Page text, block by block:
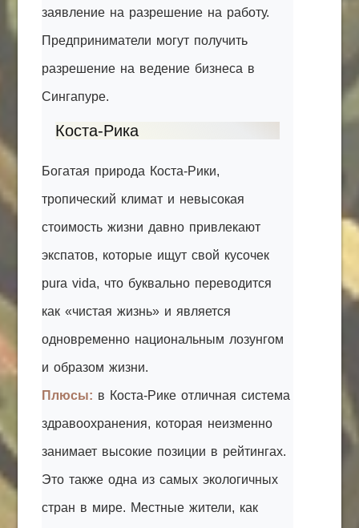
заявление на разрешение на работу.
Предприниматели могут получить
разрешение на ведение бизнеса в
Сингапуре.
Коста-Рика
Богатая природа Коста-Рики,
тропический климат и невысокая
стоимость жизни давно привлекают
экспатов, которые ищут свой кусочек
pura vida, что буквально переводится
как «чистая жизнь» и является
одновременно национальным лозунгом
и образом жизни.
Плюсы: в Коста-Рике отличная система
здравоохранения, которая неизменно
занимает высокие позиции в рейтингах.
Это также одна из самых экологичных
стран в мире. Местные жители, как